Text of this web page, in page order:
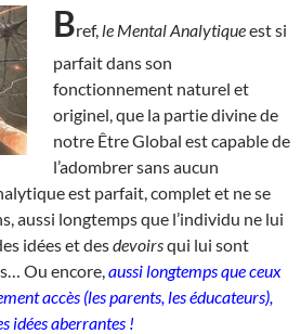
Bref, le Mental Analytiqueest si
parfait dans son
fonctionnement naturel et
originel, que la partie divine de
notre Être Global est capable de
l’adombrer sans aucun
est parfait, complet et ne se
aussi longtemps que l’individu ne lui
idées et desdevoirsqui lui sont
Ou encore, aussi longtemps que ceux
accès (les parents, les éducateurs),
idées aberrantes !